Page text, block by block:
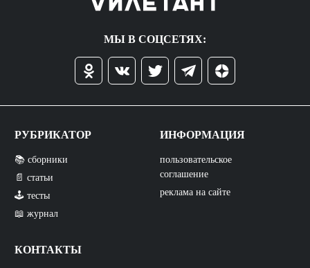
МЫ В СОЦСЕТЯХ:
РУБРИКАТОР
📚 сборники
📄 статьи
🕹️ тесты
📖 журнал
КОНТАКТЫ
ИНФОРМАЦИЯ
пользовательское
соглашение
реклама на сайте